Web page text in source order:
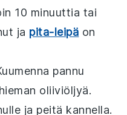
10 minuuttia tai
ja pita-leipä on
pannu
oliiviöljyä.
ja peitä kannella.